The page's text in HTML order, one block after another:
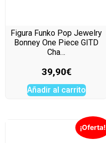
Figura Funko Pop Jewelry
Bonney One Piece GITD
Cha…
39,90€
Añadir al carrito
¡Oferta!